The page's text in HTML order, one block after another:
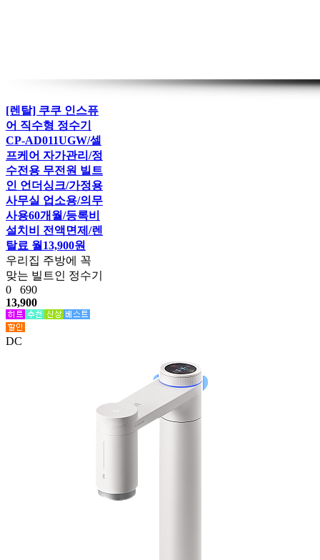
[렌탈] 쿠쿠 인스퓨
어 직수형 정수기
CP-AD011UGW/셀
프케어 자가관리/정
수전용 무전원 빌트
인 언더싱크/가정용
사무실 업소용/의무
사용60개월/등록비
설치비 전액면제/렌
탈료 월13,900원
우리집 주방에 꼭
맞는 빌트인 정수기
0 690
13,900
DC